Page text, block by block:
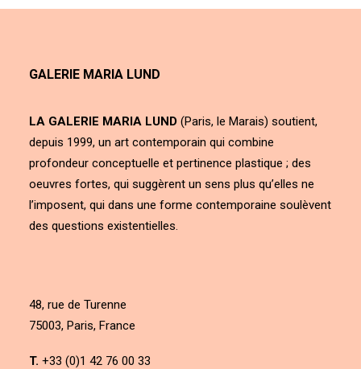
GALERIE MARIA LUND
LA GALERIE MARIA LUND (Paris, le Marais) soutient,
depuis 1999, un art contemporain qui combine
profondeur conceptuelle et pertinence plastique ; des
oeuvres fortes, qui suggèrent un sens plus qu’elles ne
l’imposent, qui dans une forme contemporaine soulèvent
des questions existentielles.
48, rue de Turenne
75003, Paris, France
T. +33 (0)1 42 76 00 33